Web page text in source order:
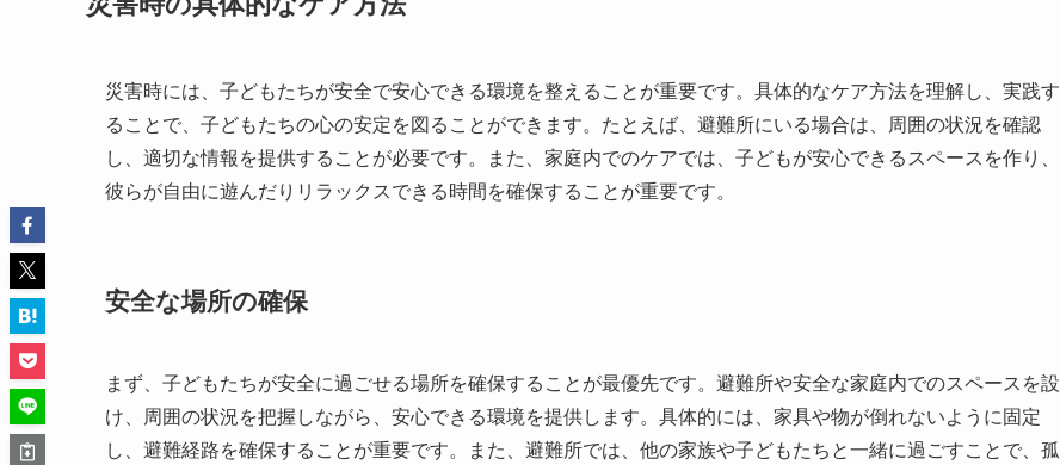
災害時には、子どもたちが安全で安心できる環境を整えることが重要です。具体的なケア方法を理解し、実践す
ることで、子どもたちの心の安定を図ることができます。たとえば、避難所にいる場合は、周囲の状況を確認
し、適切な情報を提供することが必要です。また、家庭内でのケアでは、子どもが安心できるスペースを作り、
彼らが自由に遊んだりリラックスできる時間を確保することが重要です。
安全な場所の確保
まず、子どもたちが安全に過ごせる場所を確保することが最優先です。避難所や安全な家庭内でのスペースを設
け、周囲の状況を把握しながら、安心できる環境を提供します。具体的には、家具や物が倒れないように固定
し、避難経路を確保することが重要です。また、避難所では、他の家族や子どもたちと一緒に過ごすことで、孤